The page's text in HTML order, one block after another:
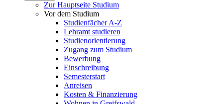
Zur Hauptseite Studium
Vor dem Studium
Studienfächer A-Z
Lehramt studieren
Studienorientierung
Zugang zum Studium
Bewerbung
Einschreibung
Semesterstart
Anreisen
Kosten & Finanzierung